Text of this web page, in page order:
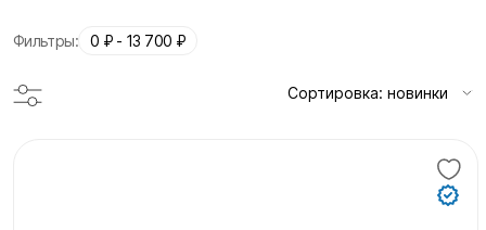
Фильтры: 0 ₽ - 13 700 ₽
Сортировка: новинки